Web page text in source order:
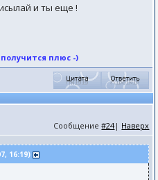
и ты еще !
плюс -)
Сообщение#24| Наверх
16:19)